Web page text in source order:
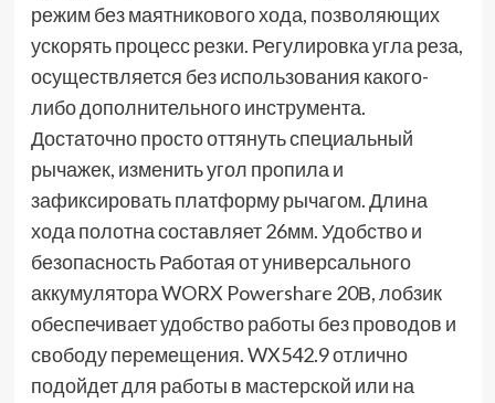
режим без маятникового хода, позволяющих
ускорять процесс резки. Регулировка угла реза,
осуществляется без использования какого-
либо дополнительного инструмента.
Достаточно просто оттянуть специальный
рычажек, изменить угол пропила и
зафиксировать платформу рычагом. Длина
хода полотна составляет 26мм. Удобство и
безопасность Работая от универсального
аккумулятора WORX Powershare 20В, лобзик
обеспечивает удобство работы без проводов и
свободу перемещения. WX542.9 отлично
подойдет для работы в мастерской или на